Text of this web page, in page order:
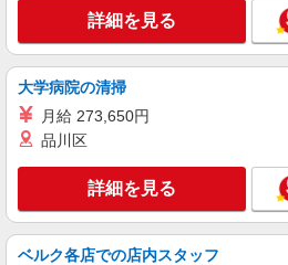
包
時給1,750円以
額支給 ◆月収例 308,000円 （夜勤シフト 21時〜
翌6時 週5日勤務の
兵庫県神戸市中
先有
LAPI-Staff株式会社 関西エリア/軽作業
おもちゃ・玩具な
詳細を見る
大学病院の清掃
月給 273,650円
品川区
詳細を見る
ベルク各店での店内スタッフ